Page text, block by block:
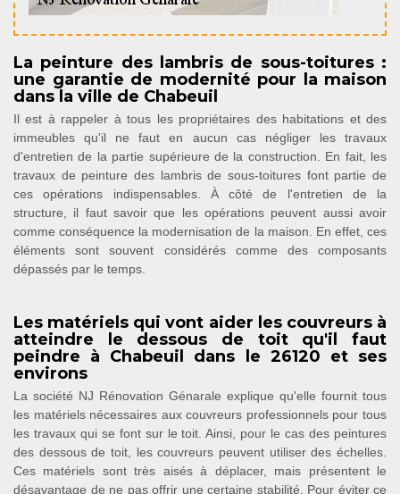
La peinture des lambris de sous-toitures :
une garantie de modernité pour la maison
dans la ville de Chabeuil
Il est à rappeler à tous les propriétaires des habitations et des
immeubles qu'il ne faut en aucun cas négliger les travaux
d'entretien de la partie supérieure de la construction. En fait, les
travaux de peinture des lambris de sous-toitures font partie de
ces opérations indispensables. À côté de l'entretien de la
structure, il faut savoir que les opérations peuvent aussi avoir
comme conséquence la modernisation de la maison. En effet, ces
éléments sont souvent considérés comme des composants
dépassés par le temps.
Les matériels qui vont aider les couvreurs à
atteindre le dessous de toit qu'il faut
peindre à Chabeuil dans le 26120 et ses
environs
La société NJ Rénovation Génarale explique qu'elle fournit tous
les matériels nécessaires aux couvreurs professionnels pour tous
les travaux qui se font sur le toit. Ainsi, pour le cas des peintures
des dessous de toit, les couvreurs peuvent utiliser des échelles.
Ces matériels sont très aisés à déplacer, mais présentent le
désavantage de ne pas offrir une certaine stabilité. Pour éviter ce